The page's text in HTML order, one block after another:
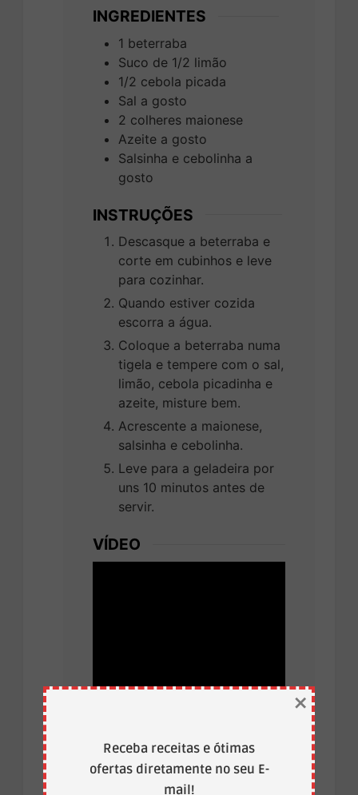
INGREDIENTES
1 beterraba
Suco de 1/2 limão
1/2 cebola picada
Sal a gosto
2 colheres maionese
Azeite a gosto
Salsinha e cebolinha a
gosto
INSTRUÇÕES
Descasque a beterraba e
corte em cubinhos e leve
para cozinhar.
Quando estiver cozida
escorra a água.
Coloque a beterraba numa
tigela e tempere com o sal,
limão, cebola picadinha e
azeite, misture bem.
Acrescente a maionese,
salsinha e cebolinha.
Leve para a geladeira por
uns 10 minutos antes de
servir.
VÍDEO
Receba receitas e ótimas
ofertas diretamente no seu E-
mail!
×